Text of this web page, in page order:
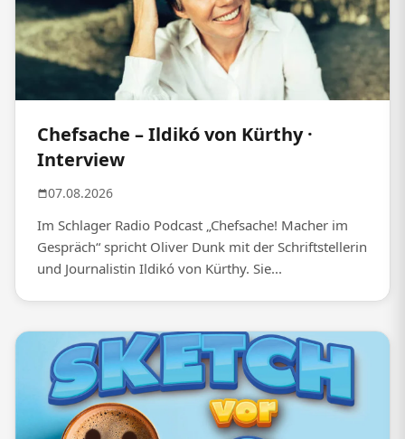
Chefsache – Ildikó von Kürthy ·
Interview
07.08.2026
Im Schlager Radio Podcast „Chefsache! Macher im
Gespräch“ spricht Oliver Dunk mit der Schriftstellerin
und Journalistin Ildikó von Kürthy. Sie...